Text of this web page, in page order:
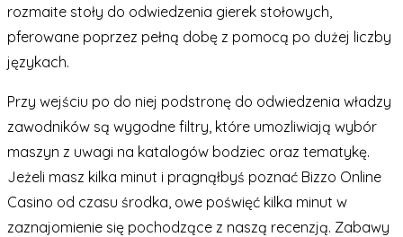
rozmaite stoły do odwiedzenia gierek stołowych,
pferowane poprzez pełną dobę z pomocą po dużej liczby
językach.
Przy wejściu po do niej podstronę do odwiedzenia władzy
zawodników są wygodne filtry, które umozliwiają wybór
maszyn z uwagi na katalogów bodziec oraz tematykę.
Jeżeli masz kilka minut i pragnąłbyś poznać Bizzo Online
Casino od czasu środka, owe poświęć kilka minut w
zaznajomienie się pochodzące z naszą recenzją. Zabawy